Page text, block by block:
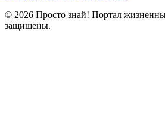
© 2026 Просто знай! Портал
защищены.